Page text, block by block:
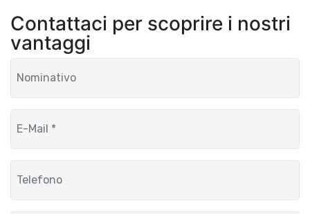
Contattaci per scoprire i nostri
vantaggi